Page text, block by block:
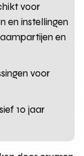
voor
en instellingen
en
voor
10 jaar